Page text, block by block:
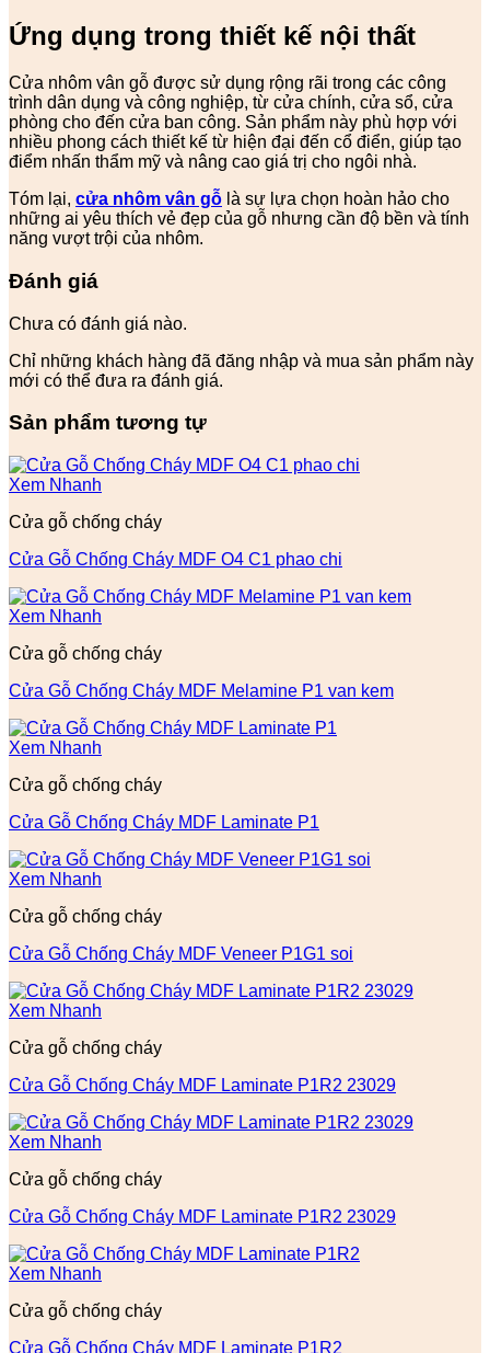
Ứng dụng trong thiết kế nội thất
Cửa nhôm vân gỗ được sử dụng rộng rãi trong các công
trình dân dụng và công nghiệp, từ cửa chính, cửa sổ, cửa
phòng cho đến cửa ban công. Sản phẩm này phù hợp với
nhiều phong cách thiết kế từ hiện đại đến cổ điển, giúp tạo
điểm nhấn thẩm mỹ và nâng cao giá trị cho ngôi nhà.
Tóm lại, cửa nhôm vân gỗ là sự lựa chọn hoàn hảo cho
những ai yêu thích vẻ đẹp của gỗ nhưng cần độ bền và tính
năng vượt trội của nhôm.
Đánh giá
Chưa có đánh giá nào.
Chỉ những khách hàng đã đăng nhập và mua sản phẩm này
mới có thể đưa ra đánh giá.
Sản phẩm tương tự
Xem Nhanh
Cửa gỗ chống cháy
Cửa Gỗ Chống Cháy MDF O4 C1 phao chi
Xem Nhanh
Cửa gỗ chống cháy
Cửa Gỗ Chống Cháy MDF Melamine P1 van kem
Xem Nhanh
Cửa gỗ chống cháy
Cửa Gỗ Chống Cháy MDF Laminate P1
Xem Nhanh
Cửa gỗ chống cháy
Cửa Gỗ Chống Cháy MDF Veneer P1G1 soi
Xem Nhanh
Cửa gỗ chống cháy
Cửa Gỗ Chống Cháy MDF Laminate P1R2 23029
Xem Nhanh
Cửa gỗ chống cháy
Cửa Gỗ Chống Cháy MDF Laminate P1R2 23029
Xem Nhanh
Cửa gỗ chống cháy
Cửa Gỗ Chống Cháy MDF Laminate P1R2